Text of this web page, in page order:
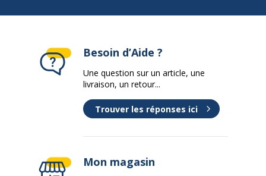
Besoin d’Aide ?
Une question sur un article, une
livraison, un retour...
Trouver les réponses ici
Mon magasin